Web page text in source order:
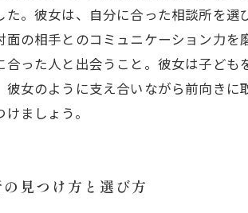
。彼女は、自分に合った相談所を
の相手とのコミュニケーション力
合った人と出会うこと。彼女は子ど
女のように支え合いながら前向き
ましょう。
見つけ方と選び方